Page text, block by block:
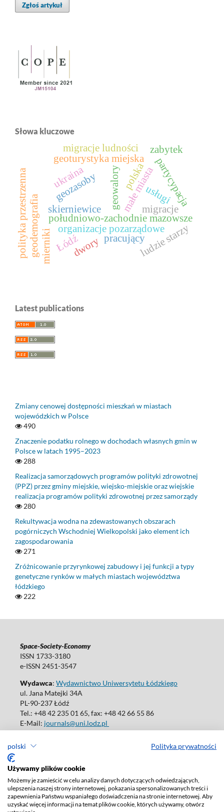
polski Polityka prywatności
Używamy plików cookie
Możemy je zamieścić w celu analizy danych dotyczących odwiedzających,
ulepszenia naszej strony internetowej, pokazania spersonalizowanych treści i
zapewnienia Państwu wspaniałego doświadczenia na stronie internetowej. Aby
uzyskać więcej informacji na temat plików cookie, których używamy, otwórz
Zgłoś artykuł
Słowa kluczowe
geozasoby geowalory
geoturystyka miejska
południowo-zachodnie mazowsze
geodemografia
migracje ludności
partycypacja
polityka przestrzenna organizacje pozarządowe
Łódź
małe miastamigracje
ludzie starzy
ukraina polska
usługi
pracujący
mierniki
skierniewice
dwory
zabytek
Latest publications
Zmiany cenowej dostępności mieszkań w miastach
wojewódzkich w Polsce
490
Znaczenie podatku rolnego w dochodach własnych gmin w
Polsce w latach 1995–2023
288
Realizacja samorządowych programów polityki zdrowotnej
(PPZ) przez gminy miejskie, wiejsko-miejskie oraz wiejskie
realizacja programów polityki zdrowotnej przez samorządy
280
Rekultywacja wodna na zdewastowanych obszarach
pogórniczych Wschodniej Wielkopolski jako element ich
zagospodarowania
271
Zróżnicowanie przyrynkowej zabudowy i jej funkcji a typy
genetyczne rynków w małych miastach województwa
łódzkiego
222
Space-Society-Economy
ISSN 1733-3180
e-ISSN 2451-3547
Wydawca: Wydawnictwo Uniwersytetu Łódzkiego
ul. Jana Matejki 34A
PL-90-237 Łódź
Tel.: +48 42 235 01 65, fax: +48 42 66 55 86
E-Mail: journals@uni.lodz.pl
Deklaracja dostępności